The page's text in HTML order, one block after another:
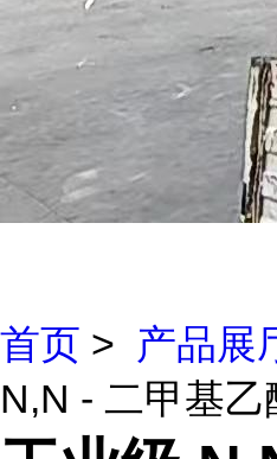
首页 > 产品展
N,N - 二甲基乙